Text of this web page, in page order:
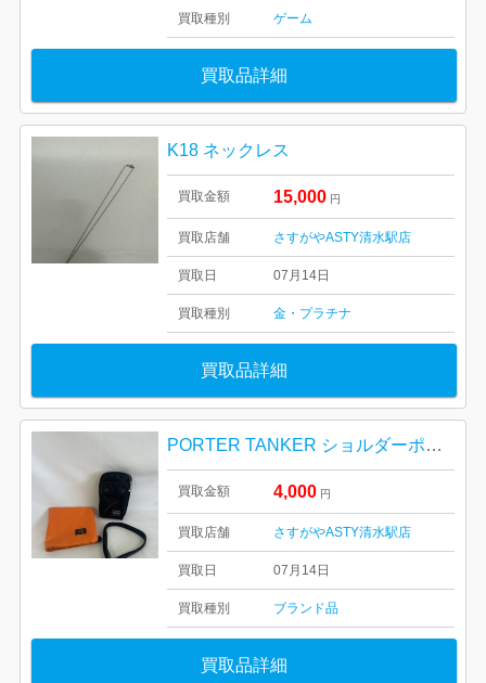
買取種別 ゲーム
買取品詳細
K18 ネックレス
買取金額 15,000 円
買取店舗 さすがやASTY清水駅店
買取日 07月14日
買取種別 金・プラチナ
買取品詳細
PORTER TANKER ショルダーポーチ
買取金額 4,000 円
買取店舗 さすがやASTY清水駅店
買取日 07月14日
買取種別 ブランド品
買取品詳細